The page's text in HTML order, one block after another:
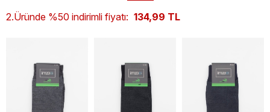
2.Üründe %50 indirimli fiyatı: 134,99 TL